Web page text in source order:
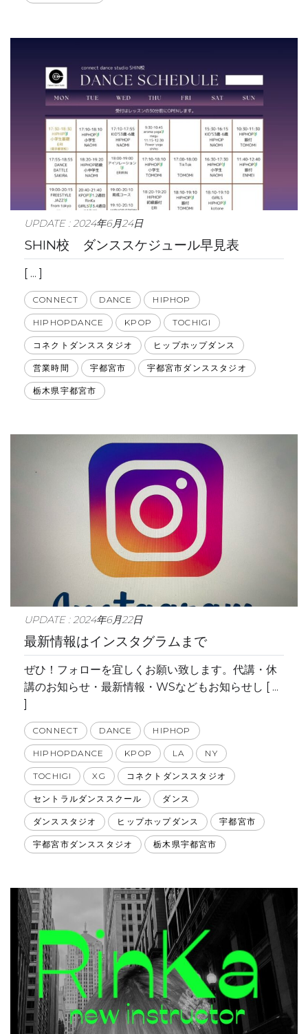
UPDATE : 2024年6月24日
SHIN校 ダンススケジュール早見表
[ ... ]
CONNECT DANCE HIPHOP
HIPHOPDANCE KPOP TOCHIGI
コネクトダンススタジオ ヒップホップダンス
営業時間 宇都宮市 宇都宮市ダンススタジオ
栃木県宇都宮市
UPDATE : 2024年6月22日
最新情報はインスタグラムまで
ぜひ！フォローを宜しくお願い致します。代講・休
講のお知らせ・最新情報・WSなどもお知らせし [ ...
]
CONNECT DANCE HIPHOP
HIPHOPDANCE KPOP LA NY
TOCHIGI XG コネクトダンススタジオ
セントラルダンススクール ダンス
ダンススタジオ ヒップホップダンス 宇都宮市
宇都宮市ダンススタジオ 栃木県宇都宮市